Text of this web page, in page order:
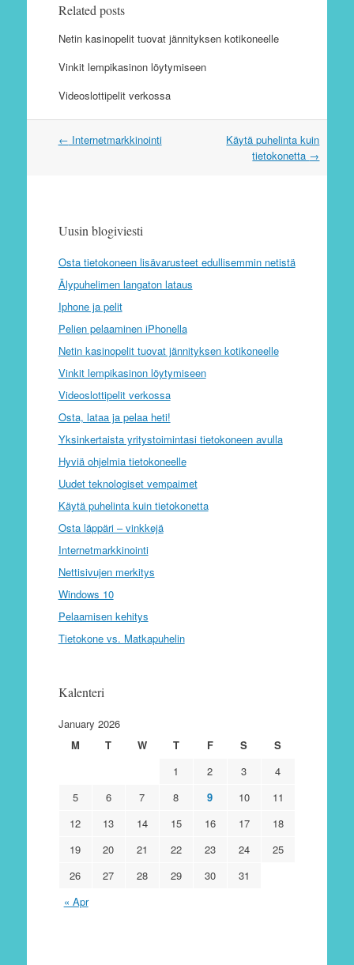
Related posts
Netin kasinopelit tuovat jännityksen kotikoneelle
Vinkit lempikasinon löytymiseen
Videoslottipelit verkossa
Post navigation
← Internetmarkkinointi
Käytä puhelinta kuin
tietokonetta →
Uusin blogiviesti
Osta tietokoneen lisävarusteet edullisemmin netistä
Älypuhelimen langaton lataus
Iphone ja pelit
Pelien pelaaminen iPhonella
Netin kasinopelit tuovat jännityksen kotikoneelle
Vinkit lempikasinon löytymiseen
Videoslottipelit verkossa
Osta, lataa ja pelaa heti!
Yksinkertaista yritystoimintasi tietokoneen avulla
Hyviä ohjelmia tietokoneelle
Uudet teknologiset vempaimet
Käytä puhelinta kuin tietokonetta
Osta läppäri – vinkkejä
Internetmarkkinointi
Nettisivujen merkitys
Windows 10
Pelaamisen kehitys
Tietokone vs. Matkapuhelin
Kalenteri
January 2026
M
T W T F S S
« Apr
1 2 3
4
5
6 7 8 9 10
11
12
13 14 15 16 17
18
19
20 21 22 23 24
25
26
27 28 29 30 31